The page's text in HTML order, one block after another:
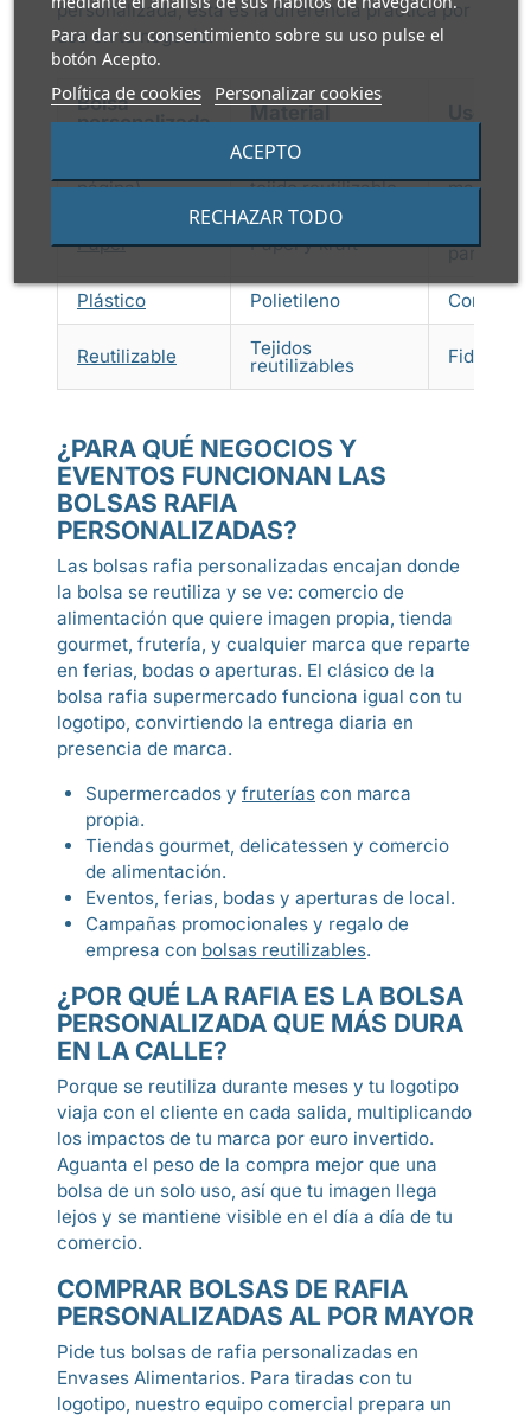
Para dar su consentimiento sobre su uso pulse el
botón Acepto.
Política de cookies Personalizar cookies
RECHAZAR TODO
ACEPTO
personalizada, esta es la diferencia práctica por
uso en tu negocio:
Bolsa
personalizada
Material
página) tejido reutilizable marca
Papel Papel y kraft para
Plástico Polietileno Compra
Reutilizable Tejidos
reutilizables
¿PARA QUÉ NEGOCIOS Y
EVENTOS FUNCIONAN LAS
BOLSAS RAFIA
PERSONALIZADAS?
Las bolsas rafia personalizadas encajan donde
la bolsa se reutiliza y se ve: comercio de
alimentación que quiere imagen propia, tienda
gourmet, frutería, y cualquier marca que reparte
en ferias, bodas o aperturas. El clásico de la
bolsa rafia supermercado funciona igual con tu
logotipo, convirtiendo la entrega diaria en
presencia de marca.
Supermercados y fruterías con marca
propia.
Tiendas gourmet, delicatessen y comercio
de alimentación.
Eventos, ferias, bodas y aperturas de local.
Campañas promocionales y regalo de
empresa con bolsas reutilizables.
¿POR QUÉ LA RAFIA ES LA BOLSA
PERSONALIZADA QUE MÁS DURA
EN LA CALLE?
Porque se reutiliza durante meses y tu logotipo
viaja con el cliente en cada salida, multiplicando
los impactos de tu marca por euro invertido.
Aguanta el peso de la compra mejor que una
bolsa de un solo uso, así que tu imagen llega
lejos y se mantiene visible en el día a día de tu
comercio.
COMPRAR BOLSAS DE RAFIA
PERSONALIZADAS AL POR MAYOR
Pide tus bolsas de rafia personalizadas en
Envases Alimentarios. Para tiradas con tu
logotipo, nuestro equipo comercial prepara un